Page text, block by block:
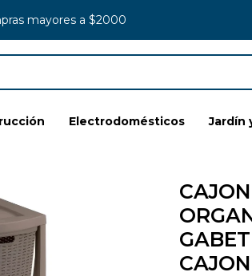
Electrodomésticos Jardín
mayores a $2000